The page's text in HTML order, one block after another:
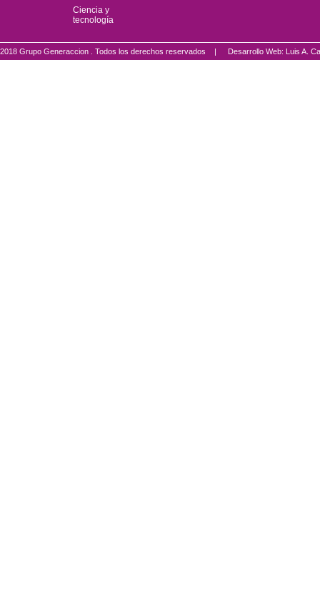
Ciencia y
tecnología
2018 Grupo Generaccion . Todos los derechos reservados | Desarrollo Web: Luis